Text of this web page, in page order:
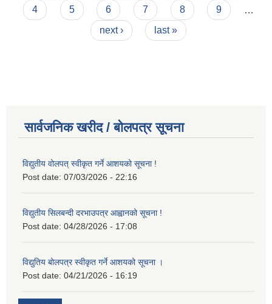
4
5 6 7 8 9
next ›
last »
सार्वजनिक खरीद / बोलपत्र सूचना
विद्युतीय वोलपत् स्वीकृत गर्ने आशयको सूचना !
Post date: 07/03/2026 - 22:16
विद्युतीय सिलबन्दी दरभाउपत्र आह्वानको सूचना !
Post date: 04/28/2026 - 17:08
विद्युतिय बोलपत्र स्वीकृत गर्ने आशयको सूचना ।
Post date: 04/21/2026 - 16:19